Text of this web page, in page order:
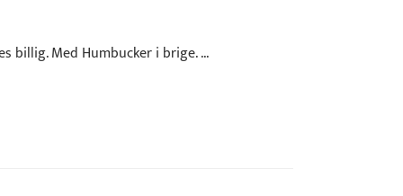
billig. Med Humbucker i brige. ...